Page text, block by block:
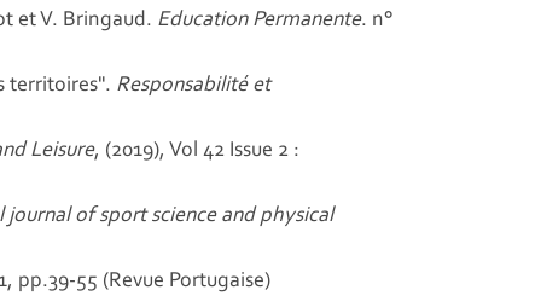
et V. Bringaud. Education Permanente. n°
territoires". Responsabilité et
Leisure, (2019), Vol 42 Issue 2 :
journal of sport science and physical
pp.39-55 (Revue Portugaise)